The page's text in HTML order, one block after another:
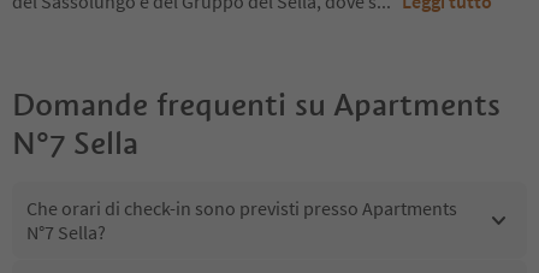
Domande frequenti su Apartments
N°7 Sella
Che orari di check-in sono previsti presso Apartments
N°7 Sella?